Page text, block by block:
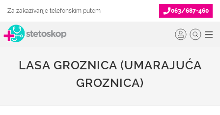
Za zakazivanje telefonskim putem 063/687-460
LASA GROZNICA (UMARAJUĆA
GROZNICA)